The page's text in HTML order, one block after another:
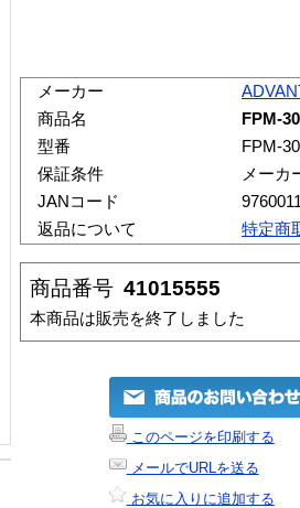
メーカー
商品名
FPM-
型番
FPM-
保証条件
メーカ
JANコード
返品について
特定商
商品番号 41015555
本商品は販売を終了しました
このページを印刷する
メールでURLを送る
お気に入りに追加する